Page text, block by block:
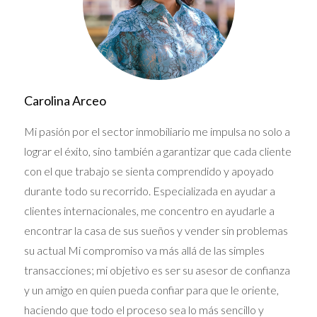
ofrecen productos diseñados específicamente
para inversores extranjeros, que pueden ayudarte
a minimizar el impacto de las fluctuaciones del
Si estás buscando asesoría financiera para tu
a encontrar las mejores opciones de
financiamiento y a proteger tu inversión.
Otro aspecto a considerar es el momento de la
compra. Si bien es imposible predecir con
exactitud las fluctuaciones del mercado cambiario,
estar atento a las tendencias y trabajar con un
agente inmobiliario
que pueda brindarte
Carolina Arceo
Mi pasión por el sector inmobiliario me impulsa no solo a
lograr el éxito, sino también a garantizar que cada cliente
con el que trabajo se sienta comprendido y apoyado
durante todo su recorrido. Especializada en ayudar a
clientes internacionales, me concentro en ayudarle a
encontrar la casa de sus sueños y vender sin problemas
su actual Mi compromiso va más allá de las simples
transacciones; mi objetivo es ser su asesor de confianza
y un amigo en quien pueda confiar para que le oriente,
haciendo que todo el proceso sea lo más sencillo y